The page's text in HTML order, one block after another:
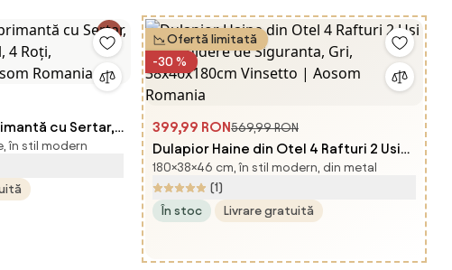
cu Sertar,
4 Roți,
Romania
în stil modern
Ofertă limitată
-30 %
399,99 RON569,99 RON
Dulapior Haine din Otel 4 Rafturi 2 Usi
cu Inchidere de Siguranta, Gri,
38x46x180cm Vinsetto | Aosom
Romania
180×38×46 cm, în stil modern, din metal
(1)
În stoc
Livrare gratuită